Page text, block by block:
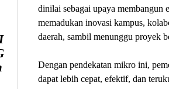
dinilai sebagai upaya membangun
memadukan inovasi kampus,
daerah, sambil menunggu proyek
Dengan pendekatan mikro ini,
dapat lebih cepat, efektif, dan